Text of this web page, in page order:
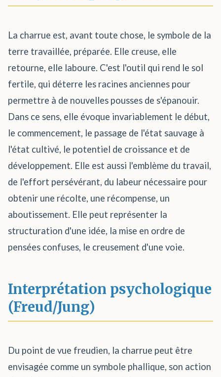
La charrue est, avant toute chose, le symbole de la
terre travaillée, préparée. Elle creuse, elle
retourne, elle laboure. C'est l'outil qui rend le sol
fertile, qui déterre les racines anciennes pour
permettre à de nouvelles pousses de s'épanouir.
Dans ce sens, elle évoque invariablement le début,
le commencement, le passage de l'état sauvage à
l'état cultivé, le potentiel de croissance et de
développement. Elle est aussi l'emblème du travail,
de l'effort persévérant, du labeur nécessaire pour
obtenir une récolte, une récompense, un
aboutissement. Elle peut représenter la
structuration d'une idée, la mise en ordre de
pensées confuses, le creusement d'une voie.
Interprétation psychologique
(Freud/Jung)
Du point de vue freudien, la charrue peut être
envisagée comme un symbole phallique, son action